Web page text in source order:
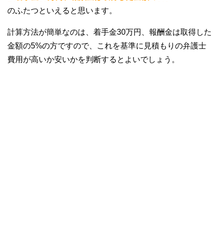
のふたつといえると思います。
計算方法が簡単なのは、着手金30万円、報酬金は取得した
金額の5%の方ですので、これを基準に見積もりの弁護士
費用が高いか安いかを判断するとよいでしょう。